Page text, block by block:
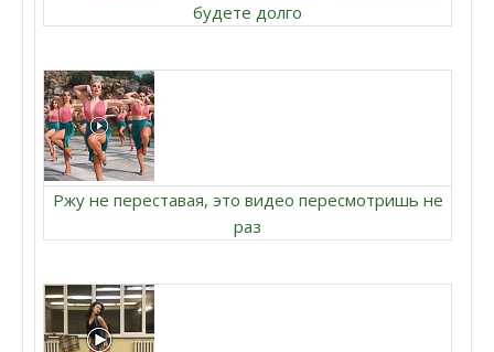
будете долго
Ржу не переставая, это видео пересмотришь не
раз